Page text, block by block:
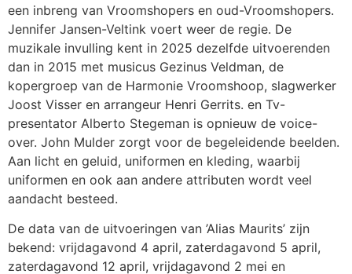
een inbreng van Vroomshopers en oud-Vroomshopers.
Jennifer Jansen-Veltink voert weer de regie. De
muzikale invulling kent in 2025 dezelfde uitvoerenden
dan in 2015 met musicus Gezinus Veldman, de
kopergroep van de Harmonie Vroomshoop, slagwerker
Joost Visser en arrangeur Henri Gerrits. en Tv-
presentator Alberto Stegeman is opnieuw de voice-
over. John Mulder zorgt voor de begeleidende beelden.
Aan licht en geluid, uniformen en kleding, waarbij
uniformen en ook aan andere attributen wordt veel
aandacht besteed.
De data van de uitvoeringen van ’Alias Maurits’ zijn
bekend: vrijdagavond 4 april, zaterdagavond 5 april,
zaterdagavond 12 april, vrijdagavond 2 mei en